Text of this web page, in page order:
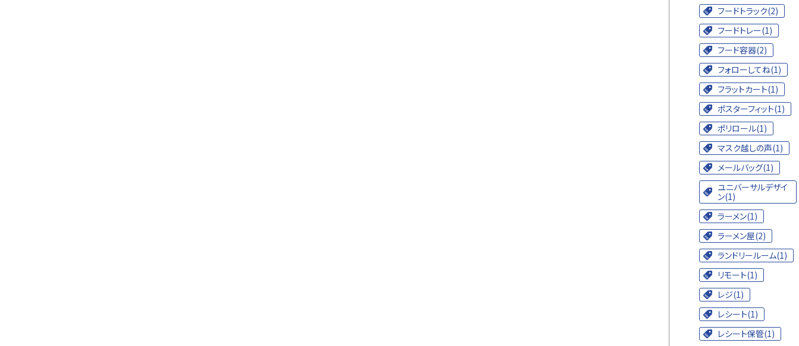
フードトラック(2)
フードトレー(1)
フード容器(2)
フォローしてね(1)
フラットカート(1)
ポスターフィット(1)
ポリロール(1)
マスク越しの声(1)
メールバッグ(1)
ユニバーサルデザイ
ン(1)
ラーメン(1)
ラーメン屋(2)
ランドリールーム(1)
リモート(1)
レジ(1)
レシート(1)
レシート保管(1)